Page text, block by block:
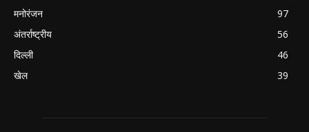
मनोरंजन
97
अंतर्राष्ट्रीय
56
दिल्ली
46
खेल
39